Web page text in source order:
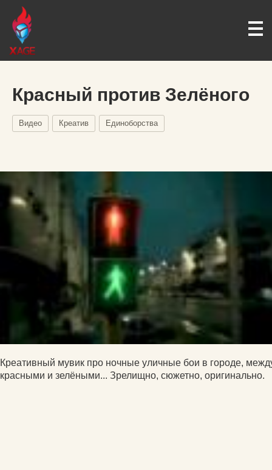
Красный против Зелёного
Видео Креатив Единоборства
Креативный мувик про ночные уличные бои в городе,
красными и зелёными... Зрелищно, сюжетно, оригинально.